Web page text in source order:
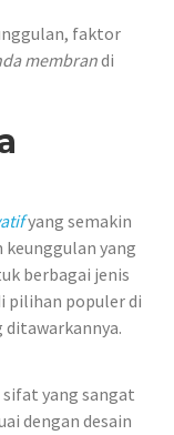
faktor
membrandi
yang semakin
yang
berbagai jenis
pilihan populer di
ditawarkannya.
yang sangat
dengan desain